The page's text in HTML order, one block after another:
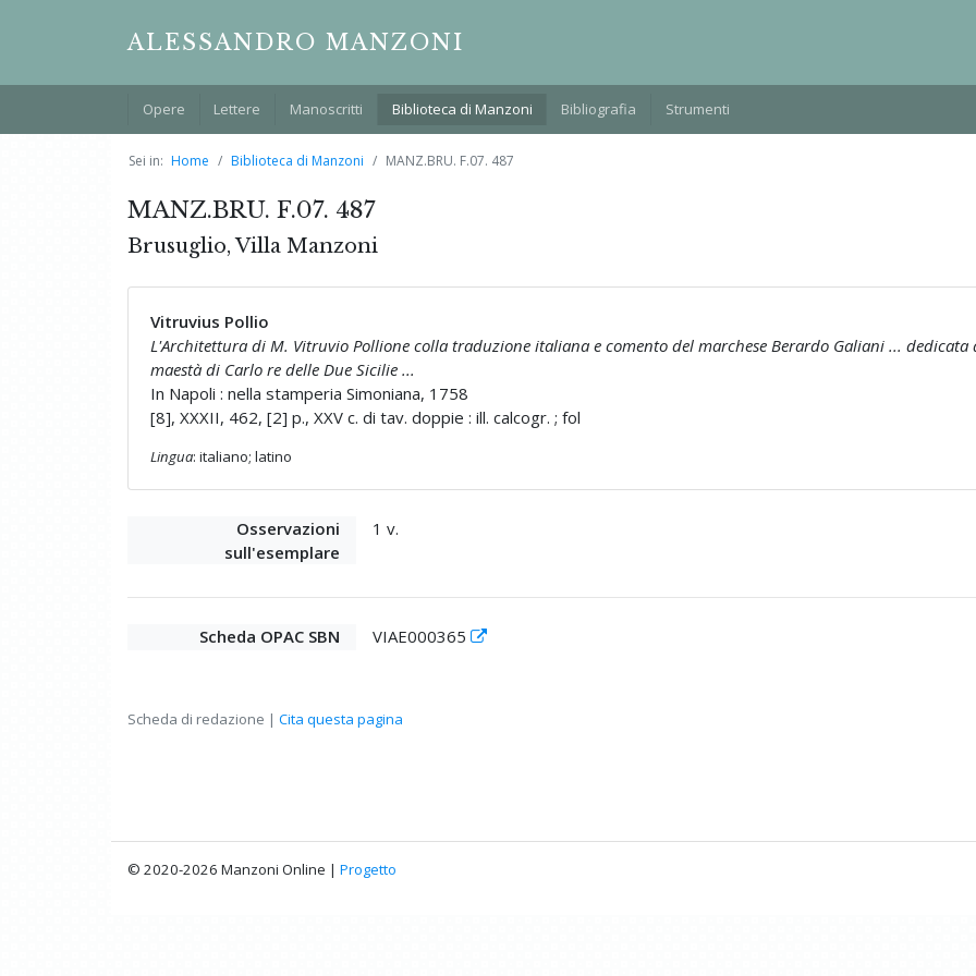
ALESSANDRO MANZONI
Opere Lettere Manoscritti Biblioteca di Manzoni Bibliografia Strumenti
Sei in: Home Biblioteca di Manzoni MANZ.BRU. F.07. 487
MANZ.BRU. F.07. 487
Brusuglio, Villa Manzoni
Vitruvius Pollio
L'Architettura di M. Vitruvio Pollione colla traduzione italiana e comento del marchese Berardo Galiani ... dedicata
maestà di Carlo re delle Due Sicilie ...
In Napoli : nella stamperia Simoniana, 1758
[8], XXXII, 462, [2] p., XXV c. di tav. doppie : ill. calcogr. ; fol
Lingua: italiano; latino
Osservazioni
sull'esemplare
1 v.
Scheda OPAC SBN VIAE000365
Scheda di redazione | Cita questa pagina
© 2020-2026 Manzoni Online | Progetto